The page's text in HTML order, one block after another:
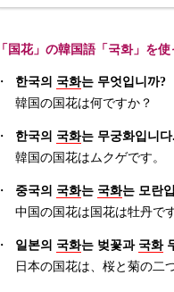
「国花」の韓国語「국화」を
・ 한국의 국화는 무엇입니까?
韓国の国花は何ですか？
・ 한국의 국화는 무궁화입니다.
韓国の国花はムクゲです。
・ 중국의 국화는 국화는 모란
中国の国花は国花は牡丹です
・ 일본의 국화는 벚꽃과 국화
日本の国花は、桜と菊の二